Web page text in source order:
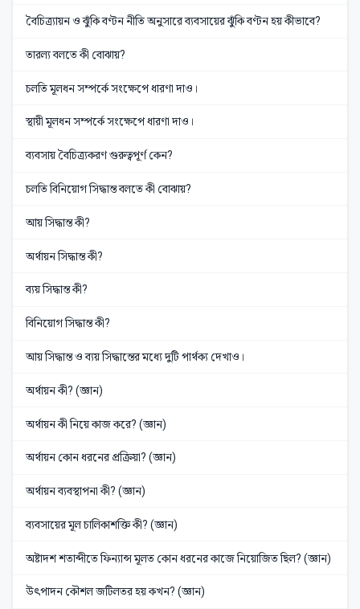
বৈচিত্র্যায়ন ও ঝুঁকি বণ্টন নীতি অনুসারে ব্যবসায়ের ঝুঁকি বণ্টন হয় কীভাবে?
তারল্য বলতে কী বোঝায়?
চলতি মূলধন সম্পর্কে সংক্ষেপে ধারণা দাও।
স্থায়ী মূলধন সম্পর্কে সংক্ষেপে ধারণা দাও।
ব্যবসায় বৈচিত্র্যকরণ গুরুত্বপূর্ণ কেন?
চলতি বিনিয়োগ সিদ্ধান্ত বলতে কী বোঝায়?
আয় সিদ্ধান্ত কী?
অর্থায়ন সিদ্ধান্ত কী?
ব্যয় সিদ্ধান্ত কী?
বিনিয়োগ সিদ্ধান্ত কী?
আয় সিদ্ধান্ত ও ব্যয় সিদ্ধান্তের মধ্যে দুটি পার্থক্য দেখাও।
অর্থায়ন কী? (জ্ঞান)
অর্থায়ন কী নিয়ে কাজ করে? (জ্ঞান)
অর্থায়ন কোন ধরনের প্রক্রিয়া? (জ্ঞান)
অর্থায়ন ব্যবস্থাপনা কী? (জ্ঞান)
ব্যবসায়ের মূল চালিকাশক্তি কী? (জ্ঞান)
অষ্টাদশ শতাব্দীতে ফিন্যান্স মূলত কোন ধরনের কাজে নিয়োজিত ছিল? (জ্ঞান)
উৎপাদন কৌশল জটিলতর হয় কখন? (জ্ঞান)